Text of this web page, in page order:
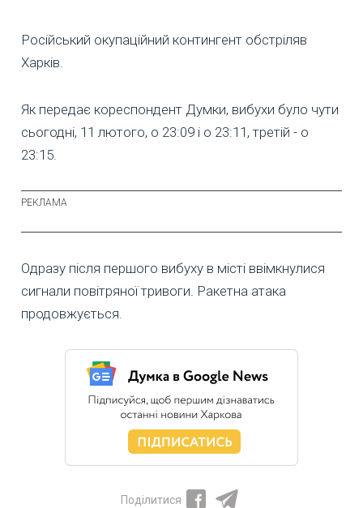
Російський окупаційний контингент обстріляв
Харків.
Як передає кореспондент Думки, вибухи було чути
сьогодні, 11 лютого, о 23:09 і о 23:11, третій - о
23:15.
Одразу після першого вибуху в місті ввімкнулися
сигнали повітряної тривоги. Ракетна атака
продовжується.
Поділитися